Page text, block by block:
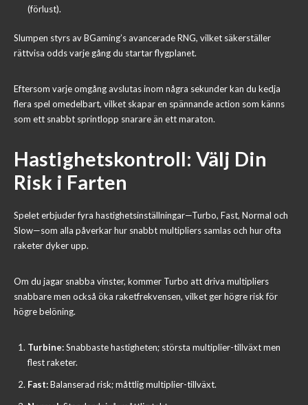
(förlust).
Slumpen styrs av BGaming’s avancerade RNG, vilket säkerställer
rättvisa odds varje gång du startar flygplanet.
Eftersom varje omgång avslutas inom några sekunder kan du kedja
flera spel omedelbart, vilket skapar en spännande action som känns
som ett snabbt sprintlopp snarare än ett maraton.
Hastighetskontroll: Välj Din
Risk i Farten
Spelet erbjuder fyra hastighetsinställningar—Turbo, Fast, Normal och
Slow—som alla påverkar hur snabbt multipliers samlas och hur ofta
raketer dyker upp.
Om du jagar snabba vinster, kommer Turbo att driva multipliers
snabbare men också öka raketfrekvensen, vilket ger högre risk för
högre belöning.
Turbine:Snabbaste hastigheten; största multiplier-tillväxt men
flest raketer.
Fast:Balanserad risk; måttlig multiplier-tillväxt.